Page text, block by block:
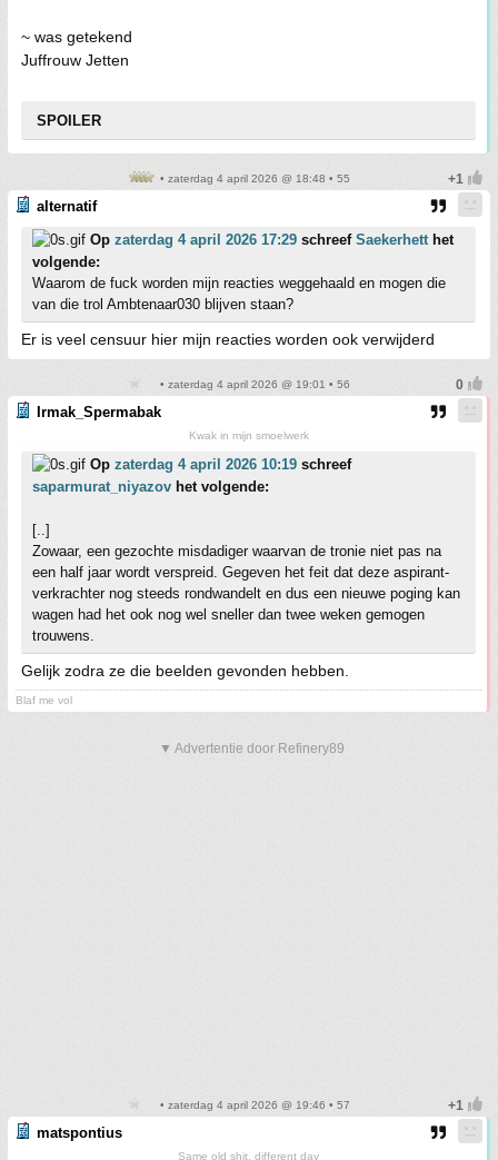
~ was getekend
Juffrouw Jetten
SPOILER
• zaterdag 4 april 2026 @ 18:48 • 55
alternatif
Op zaterdag 4 april 2026 17:29 schreef Saekerhetthet
volgende:
Waarom de fuck worden mijn reacties weggehaald en mogen die
van die trol Ambtenaar030 blijven staan?
Er is veel censuur hier mijn reacties worden ook verwijderd
• zaterdag 4 april 2026 @ 19:01 • 56
Irmak_Spermabak
Kwak in mijn smoelwerk
Op zaterdag 4 april 2026 10:19 schreef
saparmurat_niyazov het volgende:
[..]
Zowaar, een gezochte misdadiger waarvan de tronie niet pas na
een half jaar wordt verspreid. Gegeven het feit dat deze aspirant-
verkrachter nog steeds rondwandelt en dus een nieuwe poging kan
wagen had het ook nog wel sneller dan twee weken gemogen
trouwens.
Gelijk zodra ze die beelden gevonden hebben.
Blaf me vol
▼ Advertentie door Refinery89
• zaterdag 4 april 2026 @ 19:46 • 57
matspontius
Same old shit, different day